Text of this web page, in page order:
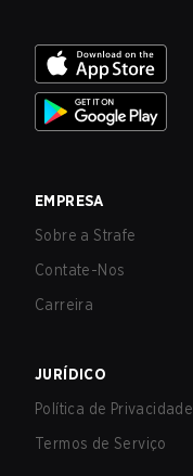
EMPRESA
Sobre a Strafe
Contate-Nos
Carreira
JURÍDICO
Política de Privacidade
Termos de Serviço